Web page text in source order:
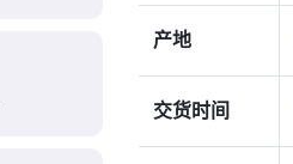
产地
交货时间